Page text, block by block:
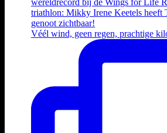
Véél wind, geen regen, prachtige